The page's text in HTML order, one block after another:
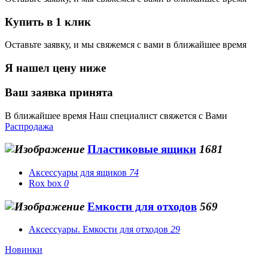
Купить в 1 клик
Оставьте заявку, и мы свяжемся с вами в ближайшее время
Я нашел цену ниже
Ваш заявка принята
В ближайшее время Наш специалист свяжется с Вами
Распродажа
Пластиковые ящики 1681
Аксессуары для ящиков 74
Rox box 0
Емкости для отходов 569
Аксессуары. Емкости для отходов 29
Новинки